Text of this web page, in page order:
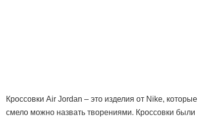
Кроссовки Air Jordan – это изделия от Nike, которые
смело можно назвать творениями. Кроссовки были